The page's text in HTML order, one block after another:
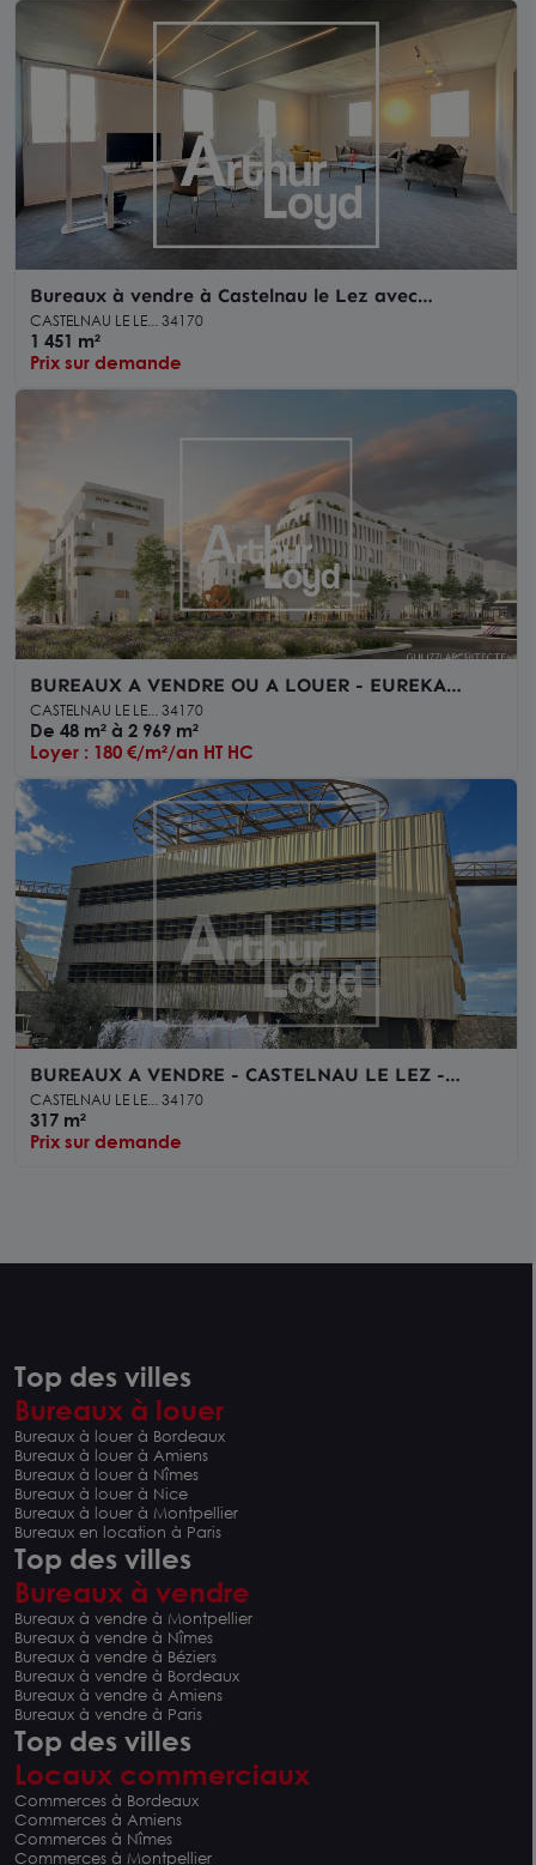
Bureaux à vendre à Castelnau le Lez avec
terrasses et parkings extérieurs
CASTELNAU LE LE... 34170
1 451 m²
Prix sur demande
BUREAUX A VENDRE OU A LOUER - EUREKA
CASTELNAU LE LEZ - ERP 3 - PROXIMITE
TRAMBUS
CASTELNAU LE LE... 34170
De 48 m² à 2 969 m²
Loyer : 180 €/m²/an HT HC
BUREAUX A VENDRE - CASTELNAU LE LEZ -
PROCHE TRAMWAY
CASTELNAU LE LE... 34170
317 m²
Prix sur demande
Top des villes
Bureaux à louer
Bureaux à louer à Bordeaux
Bureaux à louer à Amiens
Bureaux à louer à Nîmes
Bureaux à louer à Nice
Bureaux à louer à Montpellier
Bureaux en location à Paris
Top des villes
Bureaux à vendre
Bureaux à vendre à Montpellier
Bureaux à vendre à Nîmes
Bureaux à vendre à Béziers
Bureaux à vendre à Bordeaux
Bureaux à vendre à Amiens
Bureaux à vendre à Paris
Top des villes
Locaux commerciaux
Commerces à Bordeaux
Commerces à Amiens
Commerces à Nîmes
Commerces à Montpellier